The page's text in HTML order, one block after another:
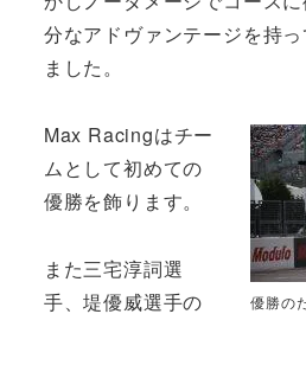
分なアドヴァンテージを持
ました。
優勝の
Max Racingはチー
ムとして初めての
優勝を飾ります。
また三宅淳詞選
手、堤優威選手の